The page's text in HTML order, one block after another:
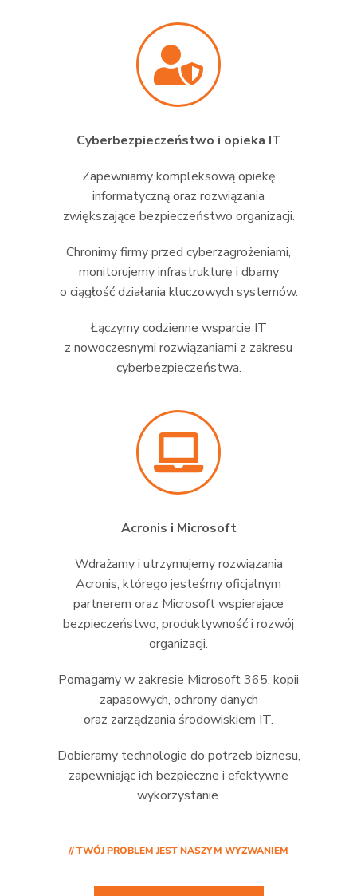
Cyberbezpieczeństwo i opieka IT
Zapewniamy kompleksową opiekę
informatyczną oraz rozwiązania
zwiększające bezpieczeństwo organizacji.
Chronimy firmy przed cyberzagrożeniami,
monitorujemy infrastrukturę i dbamy
o ciągłość działania kluczowych systemów.
Łączymy codzienne wsparcie IT
z nowoczesnymi rozwiązaniami z zakresu
cyberbezpieczeństwa.
Acronis i Microsoft
Wdrażamy i utrzymujemy rozwiązania
Acronis, którego jesteśmy oficjalnym
partnerem oraz Microsoft wspierające
bezpieczeństwo, produktywność i rozwój
organizacji.
Pomagamy w zakresie Microsoft 365, kopii
zapasowych, ochrony danych
oraz zarządzania środowiskiem IT.
Dobieramy technologie do potrzeb biznesu,
zapewniając ich bezpieczne i efektywne
wykorzystanie.
// TWÓJ PROBLEM JEST NASZYM WYZWANIEM